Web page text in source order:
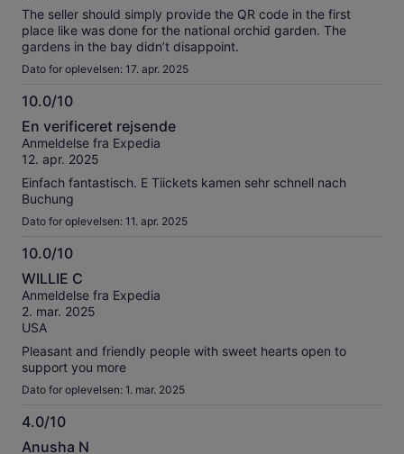
The seller should simply provide the QR code in the first
place like was done for the national orchid garden. The
gardens in the bay didn’t disappoint.
Dato for oplevelsen: 17. apr. 2025
10.0/10
10.0
ud
af
En verificeret rejsende
Anmeldelse fra Expedia
12. apr. 2025
Einfach fantastisch. E Tiickets kamen sehr schnell nach
Buchung
Dato for oplevelsen: 11. apr. 2025
10.0/10
10.0
ud
af
10
WILLIE C
Anmeldelse fra Expedia
2. mar. 2025
USA
Pleasant and friendly people with sweet hearts open to
support you more
Dato for oplevelsen: 1. mar. 2025
4.0/10
4.0
Anusha N